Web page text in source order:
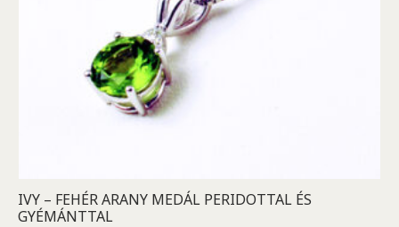
IVY – FEHÉR ARANY MEDÁL PERIDOTTAL ÉS
GYÉMÁNTTAL